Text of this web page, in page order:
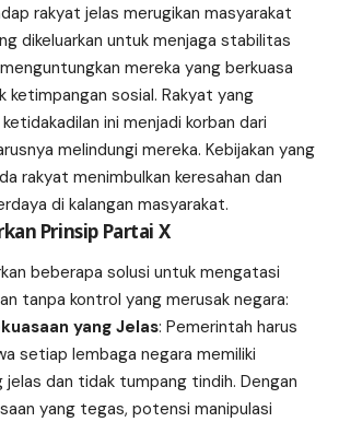
rakyat jelas merugikan masyarakat
dikeluarkan untuk menjaga stabilitas
mereka yang berkuasa
ketimpangan sosial. Rakyat yang
ini menjadi korban dari
melindungi mereka. Kebijakan yang
rakyat menimbulkan keresahan dan
di kalangan masyarakat.
Prinsip Partai X
beberapa solusi untuk mengatasi
tanpa kontrol yang merusak negara:
yang Jelas: Pemerintah harus
setiap lembaga negara memiliki
jelas dan tidak tumpang tindih. Dengan
yang tegas, potensi manipulasi